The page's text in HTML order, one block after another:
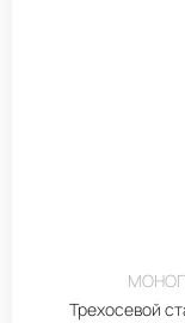
Трехосевой